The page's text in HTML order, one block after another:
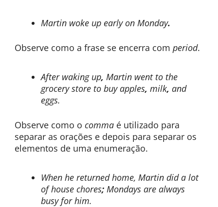
Martin woke up early on Monday.
Observe como a frase se encerra com period.
After waking up, Martin went to the
grocery store to buy apples, milk, and
eggs.
Observe como o comma é utilizado para
separar as orações e depois para separar os
elementos de uma enumeração.
When he returned home, Martin did a lot
of house chores; Mondays are always
busy for him.